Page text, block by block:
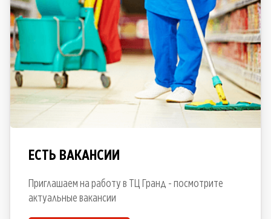
ЕСТЬ ВАКАНСИИ
Приглашаем на работу в ТЦ Гранд - посмотрите
актуальные вакансии